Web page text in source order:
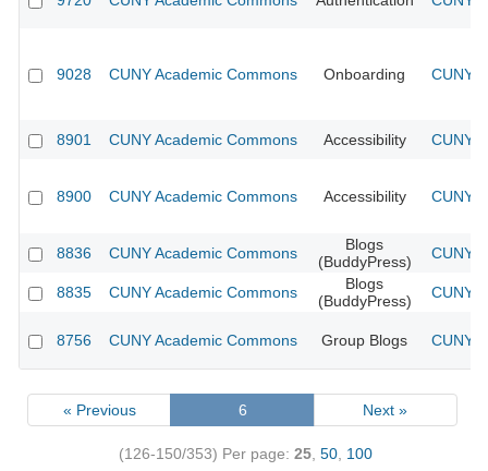
9028 CUNY Academic Commons Onboarding CUNY
8901 CUNY Academic Commons Accessibility CUNY
8900 CUNY Academic Commons Accessibility CUNY
8836 CUNY Academic Commons
Blogs
(BuddyPress)
CUNY
8835 CUNY Academic Commons
Blogs
(BuddyPress)
CUNY
8756 CUNY Academic Commons Group Blogs CUNY
« Previous 6 Next »
(126-150/353) Per page: 25 50 100